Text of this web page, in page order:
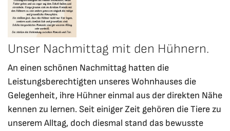
Unser Nachmittag mit den Hühnern.
An einen schönen Nachmittag hatten die
Leistungsberechtigten unseres Wohnhauses die
Gelegenheit, ihre Hühner einmal aus der direkten Nähe
kennen zu lernen. Seit einiger Zeit gehören die Tiere zu
unserem Alltag, doch diesmal stand das bewusste